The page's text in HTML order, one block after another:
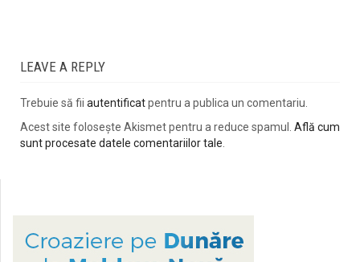
LEAVE A REPLY
Trebuie să fii autentificatpentru a publica un comentariu.
Acest site folosește Akismet pentru a reduce spamul. Află cum
sunt procesate datele comentariilor tale